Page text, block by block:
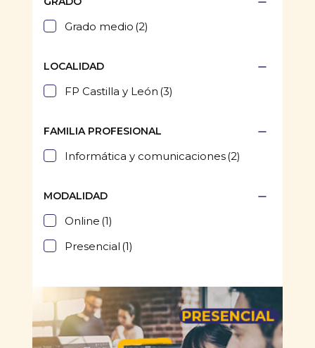
Grado medio (2)
LOCALIDAD
FP Castilla y León (3)
FAMILIA PROFESIONAL
Informática y comunicaciones(2)
MODALIDAD
Online (1)
Presencial (1)